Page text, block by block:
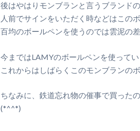
後はやはりモンブランと言うブランド
人前でサインをいただく時などはこの
百均のボールペンを使うのでは雲泥の
今まではLAMYのボールペンを使って
これからはしばらくこのモンブランの
ちなみに、鉄道忘れ物の催事で買った
(*^^*)